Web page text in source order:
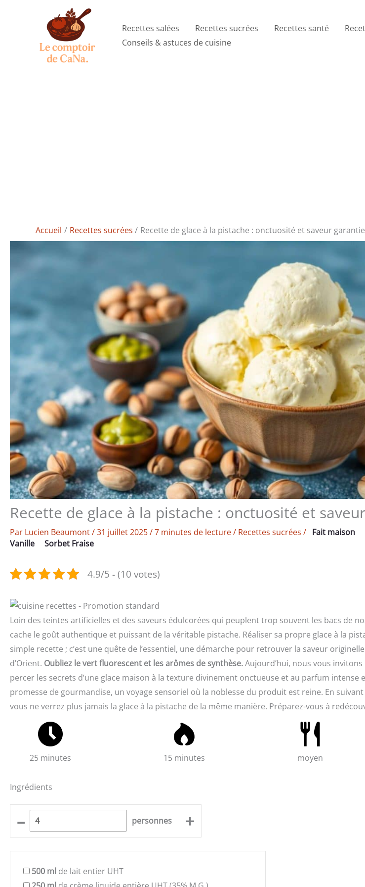
Recettes salées Recettes sucrées Recettes santé
Conseils & astuces de cuisine
Accueil Recettes sucrées Recette de glace à la pistache : onctuosité et saveur
Recette de glace à la pistache : onctuosité et
Par Lucien Beaumont/31 juillet 2025/7 minutes de lecture/ Recettes sucrées / Fait maison
Vanille
Sorbet Fraise
4.9/5 - (10 votes)
Loin des teintes artificielles et des saveurs édulcorées qui peuplent trop souvent les bacs de
cache le goût authentique et puissant de la véritable pistache. Réaliser sa propre glace à la
simple recette ; c’est une quête de l’essentiel, une démarche pour retrouver la saveur
d’Orient. Oubliez le vert fluorescent et les arômes de synthèse.Aujourd’hui, nous vous
percer les secrets d’une glace maison à la texture divinement onctueuse et au parfum intense
promesse de gourmandise, un voyage sensoriel où la noblesse du produit est reine. En suivant
vous ne verrez plus jamais la glace à la pistache de la même manière. Préparez-vous à
25 minutes 15 minutes moyen
Ingrédients
– personnes +
500 ml de lait entier UHT